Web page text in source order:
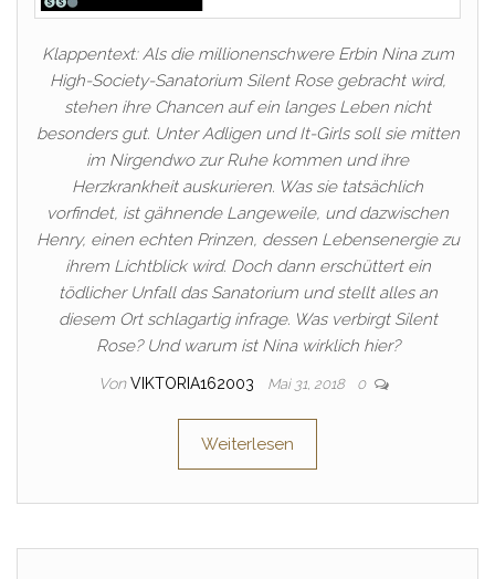
Klappentext: Als die millionenschwere Erbin Nina zum
High-Society-Sanatorium Silent Rose gebracht wird,
stehen ihre Chancen auf ein langes Leben nicht
besonders gut. Unter Adligen und It-Girls soll sie mitten
im Nirgendwo zur Ruhe kommen und ihre
Herzkrankheit auskurieren. Was sie tatsächlich
vorfindet, ist gähnende Langeweile, und dazwischen
Henry, einen echten Prinzen, dessen Lebensenergie zu
ihrem Lichtblick wird. Doch dann erschüttert ein
tödlicher Unfall das Sanatorium und stellt alles an
diesem Ort schlagartig infrage. Was verbirgt Silent
Rose? Und warum ist Nina wirklich hier?
Von VIKTORIA162003 Mai 31, 2018 0
Weiterlesen